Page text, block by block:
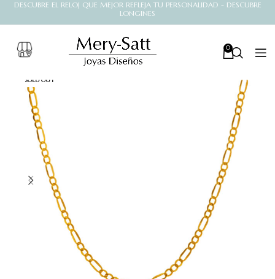
DESCUBRE EL RELOJ QUE MEJOR REFLEJA TU PERSONALIDAD - DESCUBRE
LONGINES
0
SOLD OUT